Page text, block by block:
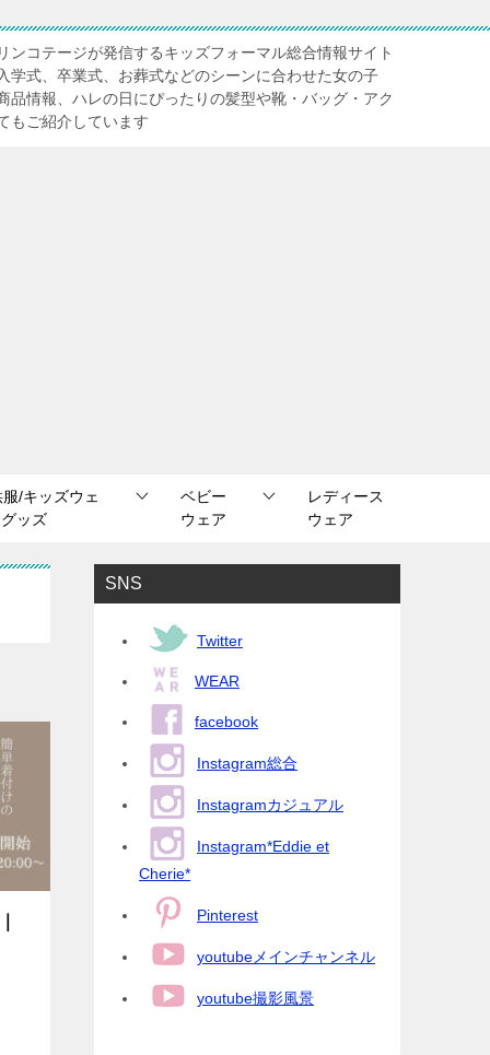
ンコテージが発信するキッズフォーマル総合情報サイト
学式、卒業式、お葬式などのシーンに合わせた女の子
品情報、ハレの日にぴったりの髪型や靴・バッグ・アク
もご紹介しています
/キッズウェ
ッズ
ベビー
ウェア
レディース
ウェア
SNS
Twitter
WEAR
facebook
Instagram総合
Instagramカジュアル
Instagram*Eddie et
Cherie*
Pinterest
youtubeメインチャンネル
youtube撮影風景